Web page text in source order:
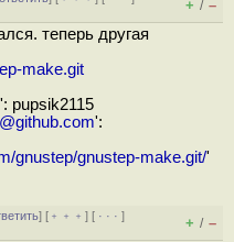
+ / –
теперь другая
make.git
': pupsik2115
':
gnustep/gnustep-make.git/'
] [ ﹢﹢﹢] [ · · ·]
+ / –